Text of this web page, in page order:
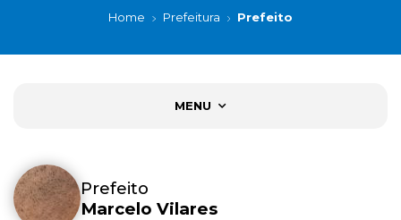
Home Prefeitura Prefeito
MENU
Prefeito
Marcelo Vilares